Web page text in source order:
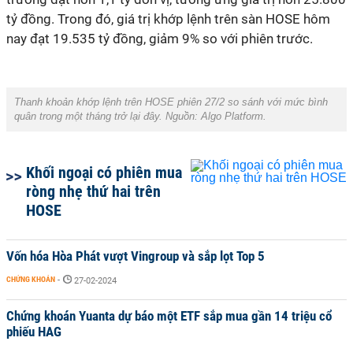
tỷ đồng. Trong đó, giá trị khớp lệnh trên sàn HOSE hôm
nay đạt 19.535 tỷ đồng, giảm 9% so với phiên trước.
Thanh khoản khớp lệnh trên HOSE phiên 27/2 so sánh với mức bình
quân trong một tháng trở lại đây. Nguồn:Algo Platform.
Khối ngoại có phiên mua
ròng nhẹ thứ hai trên
HOSE
Vốn hóa Hòa Phát vượt Vingroup và sắp lọt Top 5
CHỨNG KHOÁN - 27-02-2024
Chứng khoán Yuanta dự báo một ETF sắp mua gần 14 triệu cổ
phiếu HAG